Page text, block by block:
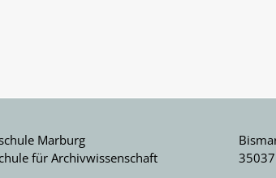
Marburg
für Archivwissenschaft